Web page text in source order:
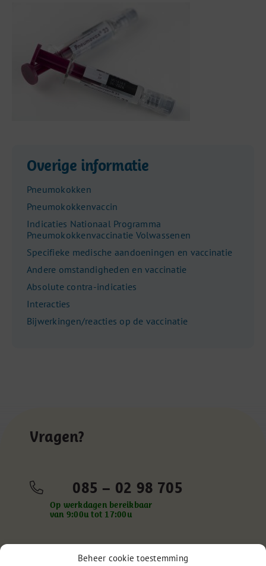
Beheer cookie toestemming
Overige informatie
Pneumokokken
Pneumokokkenvaccin
Indicaties Nationaal Programma
Pneumokokkenvaccinatie Volwassenen
Specifieke medische aandoeningen en vaccinatie
Andere omstandigheden en vaccinatie
Absolute contra-indicaties
Interacties
Bijwerkingen/reacties op de vaccinatie
Vragen?
085 – 02 98 705
Op werkdagen bereikbaar
van 9:00u tot 17:00u